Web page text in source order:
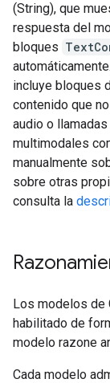
(String), que
respuesta del
bloques
incluye bloques
contenido que
audio o
multimodales
manualmente
sobre otras
consulta la
Los modelos de
habilitado de
modelo razone
Cada modelo